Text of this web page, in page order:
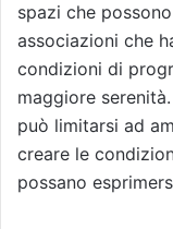
spazi che
associazioni che
condizioni di
maggiore
può limitarsi ad
creare le
possano